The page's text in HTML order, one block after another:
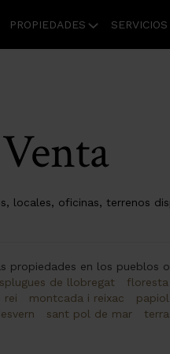
PROPIEDADES SERVICIOS
locales, oficinas, terrenos
propiedades en los pueblos
de llobregat floresta
rei montcada i reixac
sant pol de mar